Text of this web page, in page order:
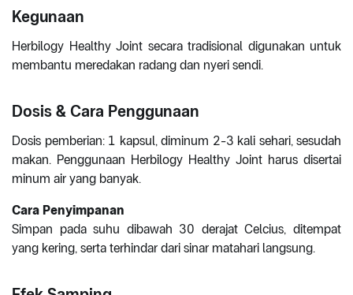
Kegunaan
Herbilogy Healthy Joint secara tradisional digunakan untuk
membantu meredakan radang dan nyeri sendi.
Dosis & Cara Penggunaan
Dosis pemberian: 1 kapsul, diminum 2-3 kali sehari, sesudah
makan. Penggunaan Herbilogy Healthy Joint harus disertai
minum air yang banyak.
Cara Penyimpanan
Simpan pada suhu dibawah 30 derajat Celcius, ditempat
yang kering, serta terhindar dari sinar matahari langsung.